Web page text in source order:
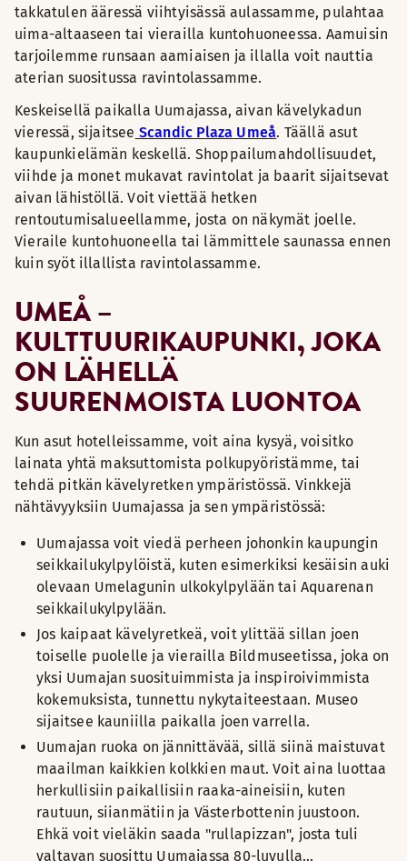
takkatulen ääressä viihtyisässä aulassamme, pulahtaa
uima-altaaseen tai vierailla kuntohuoneessa. Aamuisin
tarjoilemme runsaan aamiaisen ja illalla voit nauttia
aterian suositussa ravintolassamme.
Keskeisellä paikalla Uumajassa, aivan kävelykadun
vieressä, sijaitsee Scandic Plaza Umeå. Täällä asut
kaupunkielämän keskellä. Shoppailumahdollisuudet,
viihde ja monet mukavat ravintolat ja baarit sijaitsevat
aivan lähistöllä. Voit viettää hetken
rentoutumisalueellamme, josta on näkymät joelle.
Vieraile kuntohuoneella tai lämmittele saunassa ennen
kuin syöt illallista ravintolassamme.
UMEÅ –
KULTTUURIKAUPUNKI, JOKA
ON LÄHELLÄ
SUURENMOISTA LUONTOA
Kun asut hotelleissamme, voit aina kysyä, voisitko
lainata yhtä maksuttomista polkupyöristämme, tai
tehdä pitkän kävelyretken ympäristössä. Vinkkejä
nähtävyyksiin Uumajassa ja sen ympäristössä:
Uumajassa voit viedä perheen johonkin kaupungin
seikkailukylpylöistä, kuten esimerkiksi kesäisin auki
olevaan Umelagunin ulkokylpylään tai Aquarenan
seikkailukylpylään.
Jos kaipaat kävelyretkeä, voit ylittää sillan joen
toiselle puolelle ja vierailla Bildmuseetissa, joka on
yksi Uumajan suosituimmista ja inspiroivimmista
kokemuksista, tunnettu nykytaiteestaan. Museo
sijaitsee kauniilla paikalla joen varrella.
Uumajan ruoka on jännittävää, sillä siinä maistuvat
maailman kaikkien kolkkien maut. Voit aina luottaa
herkullisiin paikallisiin raaka-aineisiin, kuten
rautuun, siianmätiin ja Västerbottenin juustoon.
Ehkä voit vieläkin saada "rullapizzan", josta tuli
valtavan suosittu Uumajassa 80-luvulla…